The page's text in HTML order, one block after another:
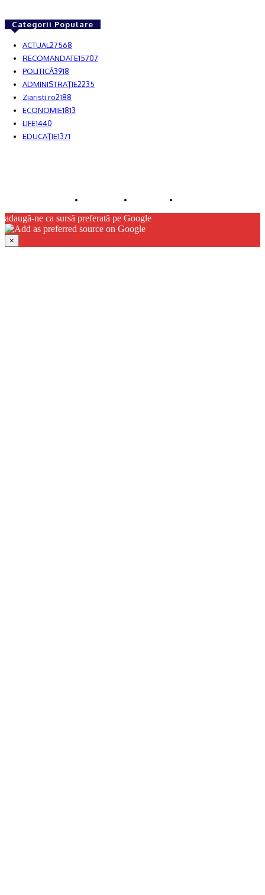
Categorii Populare
ACTUAL 27568
RECOMANDATE15707
POLITICĂ3918
ADMINISTRAŢIE2235
Ziaristi.ro2188
ECONOMIE1813
LIFE1440
EDUCAŢIE1371
adaugă-ne ca sursă preferată pe Google
×